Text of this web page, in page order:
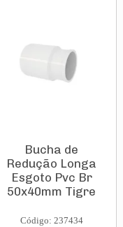
Bucha de
Redução Longa
Esgoto Pvc Br
50x40mm Tigre
Código: 237434